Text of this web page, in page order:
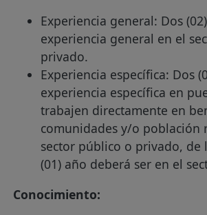
Experiencia general: Dos
experiencia general en el
privado.
Experiencia específica: Dos
experiencia específica en
trabajen directamente en
comunidades y/o población
sector público o privado, de
(01) año deberá ser en el
Conocimiento: